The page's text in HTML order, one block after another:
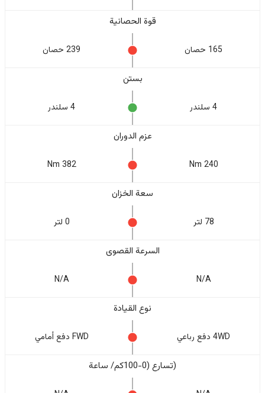
قوة الحصانية
165 حصان 239 حصان
بستن
4 سلندر 4 سلندر
عزم الدوران
240 Nm
382 Nm
سعة الخزان
78 لتر 0 لتر
السرعة القصوى
N/A
N/A
نوع القيادة
4WD دفع رباعي FWD دفع أمامي
(تسارع (0-100كم/ ساعة